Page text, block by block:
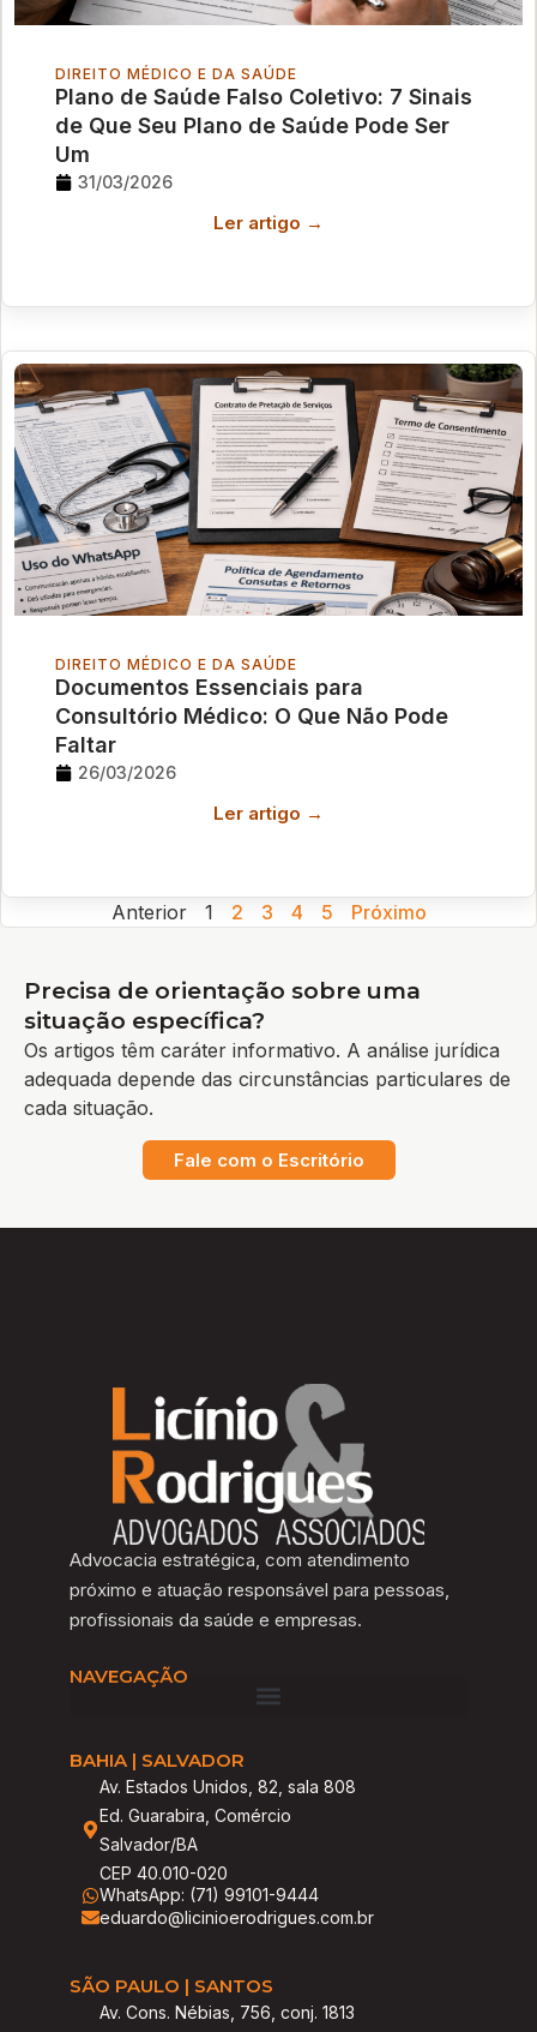
DIREITO MÉDICO E DA SAÚDE
Plano de Saúde Falso Coletivo: 7 Sinais
de Que Seu Plano de Saúde Pode Ser
Um
31/03/2026
Ler artigo →
DIREITO MÉDICO E DA SAÚDE
Documentos Essenciais para
Consultório Médico: O Que Não Pode
Faltar
26/03/2026
Ler artigo →
Anterior 1 2 3 4 5 Próximo
Precisa de orientação sobre uma
situação específica?
Os artigos têm caráter informativo. A análise jurídica
adequada depende das circunstâncias particulares de
cada situação.
Fale com o Escritório
Advocacia estratégica, com atendimento
próximo e atuação responsável para pessoas,
profissionais da saúde e empresas.
NAVEGAÇÃO
BAHIA | SALVADOR
Av. Estados Unidos, 82, sala 808
Ed. Guarabira, Comércio
Salvador/BA
CEP 40.010-020
WhatsApp: (71) 99101-9444
eduardo@licinioerodrigues.com.br
SÃO PAULO | SANTOS
Av. Cons. Nébias, 756, conj. 1813